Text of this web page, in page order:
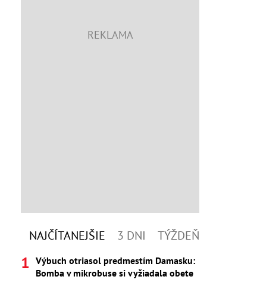
NAJČÍTANEJŠIE 3 DNI TÝŽDEŇ
Výbuch otriasol predmestím Damasku:
Bomba v mikrobuse si vyžiadala obete